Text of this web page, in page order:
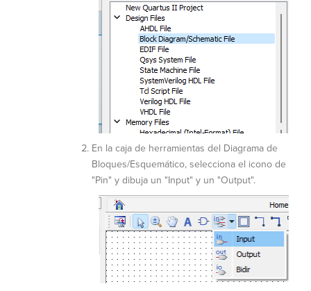
En la caja de herramientas del Diagrama de
Bloques/Esquemático, selecciona el icono de
"Pin" y dibuja un "Input" y un "Output".